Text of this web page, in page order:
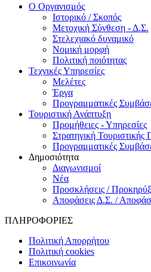
Ο Οργανισμός
Ιστορικό / Σκοπός
Μετοχική Σύνθεση - Δ.Σ.
Στελεχιακό δυναμικό
Νομική μορφή
Πολιτική ποιότητας
Τεχνικές Υπηρεσίες
Μελέτες
Έργα
Προγραμματικές
Τουριστική Ανάπτυξη
Προμήθειες - Υπηρεσίες
Στρατηγική
Προγραμματικές
Δημοσιότητα
Διαγωνισμοί
Νέα
Προσκλήσεις /
Αποφάσεις Δ.Σ. /
ΠΛΗΡΟΦΟΡΙΕΣ
Πολιτική Απορρήτου
Πολιτική cookies
Επικοινωνία